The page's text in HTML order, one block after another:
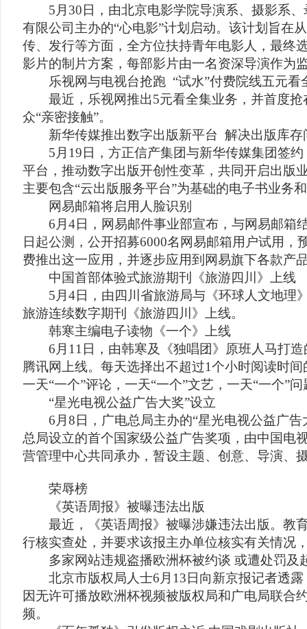
5月30日，由北京电影学院导演系、摄影系、
有限公司主办的“心电影”计划启动。该计划旨在
传、发行等方面，全方位扶持青年电影人，最终
影片的制片方案，每部影片由一名资深导演作为
乐视网与电视台抢跑 “试水”付费院线五元看
最近，乐视网推出5元看全集业务，并首度抢
众“亲密接触”。
新华传媒推出数字出版新平台 解决出版库存
5月19日，方正信产集团与新华传媒集团签约
平台，推动数字出版开创性变革，共同开启出版
主要包含“云出版服务平台”为基础的电子书业务
网易邮箱将启用人脸识别
6月4日，网易邮件事业部宣布，与网易邮箱
日起公测，公开招募6000名网易邮箱用户试用，
费推出这一应用，并逐步应用到网易旗下各款产
中国首部体验式旅游期刊《旅游四川》上线
5月4日，由四川省旅游局与《环球人文地理
旅游连续数字期刊《旅游四川》上线。
韩寒主编电子读物《一个》上线
6月11日，由韩寒及《独唱团》原班人马打造
腾讯网上线。每天选择出不超过1个小时阅读时
一天“一个”评论，一天“一个”文艺，一天“一个”问
“星光电视公益广告大奖”设立
6月8日，广电总局主办的“星光电视公益广告
总局设立的首个国家级公益广告奖项，由中国电
营管理中心共同承办，暂设主题、创意、导演、
荣辱榜
《英语周报》被曝违法出版
最近，《英语周报》被曝涉嫌违法出版。教
行核实查处，并要求该报主办单位核实有关情况
多家网站违规盗播欧洲杯被约谈 或遭处罚及
北京市版权局人士6月13日向新京报记者透露
因无许可播放欧洲杯视频被版权局和广电局联合
频。